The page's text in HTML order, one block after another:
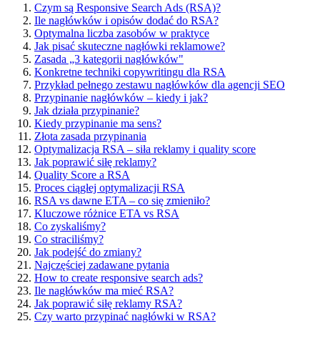
Czym są Responsive Search Ads (RSA)?
Ile nagłówków i opisów dodać do RSA?
Optymalna liczba zasobów w praktyce
Jak pisać skuteczne nagłówki reklamowe?
Zasada „3 kategorii nagłówków"
Konkretne techniki copywritingu dla RSA
Przykład pełnego zestawu nagłówków dla agencji SEO
Przypinanie nagłówków – kiedy i jak?
Jak działa przypinanie?
Kiedy przypinanie ma sens?
Złota zasada przypinania
Optymalizacja RSA – siła reklamy i quality score
Jak poprawić siłę reklamy?
Quality Score a RSA
Proces ciągłej optymalizacji RSA
RSA vs dawne ETA – co się zmieniło?
Kluczowe różnice ETA vs RSA
Co zyskaliśmy?
Co straciliśmy?
Jak podejść do zmiany?
Najczęściej zadawane pytania
How to create responsive search ads?
Ile nagłówków ma mieć RSA?
Jak poprawić siłę reklamy RSA?
Czy warto przypinać nagłówki w RSA?